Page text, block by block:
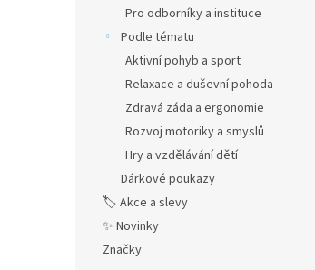
Pro odborníky a instituce
Podle tématu
Aktivní pohyb a sport
Relaxace a duševní pohoda
Zdravá záda a ergonomie
Rozvoj motoriky a smyslů
Hry a vzdělávání dětí
Dárkové poukazy
🏷️ Akce a slevy
✨ Novinky
Značky